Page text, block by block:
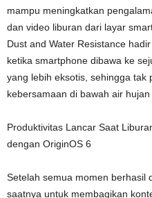
mampu meningkatkan
dan video liburan dari layar
Dust and Water Resistance
ketika smartphone dibawa ke
yang lebih eksotis, sehingga tak
kebersamaan di bawah air hujan
Produktivitas Lancar Saat
dengan OriginOS 6
Setelah semua momen berhasil
saatnya untuk membagikan